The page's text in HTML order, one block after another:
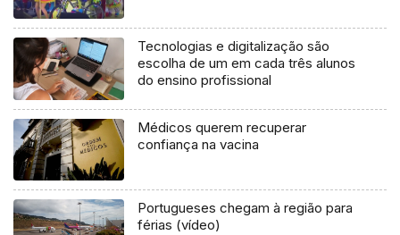
Tecnologias e digitalização são
escolha de um em cada três alunos
do ensino profissional
Médicos querem recuperar
confiança na vacina
Portugueses chegam à região para
férias (vídeo)